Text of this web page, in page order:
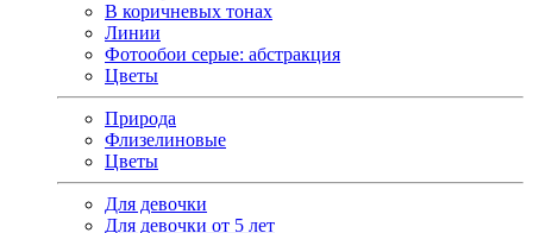
В коричневых тонах
Линии
Фотообои серые: абстракция
Цветы
Природа
Флизелиновые
Цветы
Для девочки
Для девочки от 5 лет